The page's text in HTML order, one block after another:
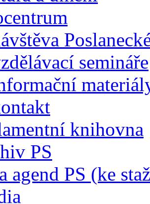
semináře
knihovna
PS
agend PS (ke